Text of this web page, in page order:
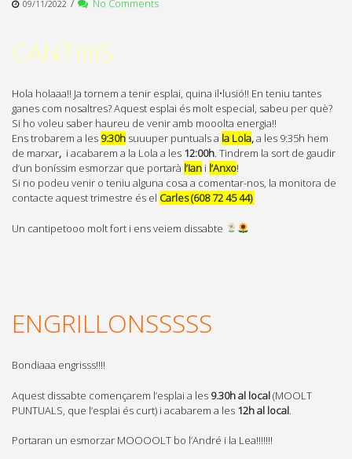
09/11/2022 / No Comments
CANTIIIIS
Hola holaaa!! Ja tornem a tenir esplai, quina il•lusió!! En teniu tantes
ganes com nosaltres? Aquest esplai és molt especial, sabeu per què?
Si ho voleu saber haureu de venir amb mooolta energia!!
Ens trobarem a les 9:30h suuuper puntuals a la Lola,a les 9:35h hem
de marxar, i acabarem a la Lola a les 12:00h. Tindrem la sort de gaudir
d’un boníssim esmorzar que portarà l’Ian i l’Anxo!
Si no podeu venir o teniu alguna cosa a comentar-nos, la monitora de
contacte aquest trimestre és el Carles (608 72 45 44)
Un cantipetooo molt fort i ens veiem dissabte
ENGRILLONSSSSS
Bondiaaa engrisss!!!!
Aquest dissabte començarem l’esplai a les 9.30h al local(MOOLT
PUNTUALS, que l’esplai és curt) i acabarem a les 12h al local
Portaran un esmorzar MOOOOLT bo l’André i la Lea!!!!!!!